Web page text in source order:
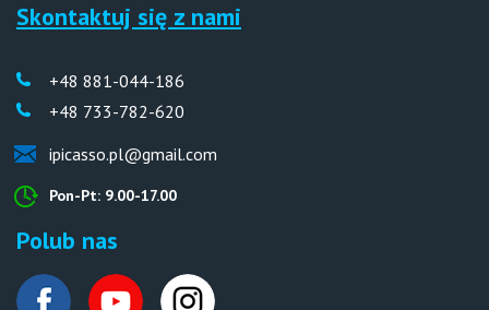
Skontaktuj się z nami
+48 881-044-186
+48 733-782-620
ipicasso.pl@gmail.com
Pon-Pt: 9.00-17.00
Polub nas